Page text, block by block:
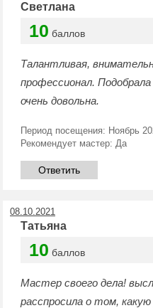
Светлана
10 баллов
Талантливая,
профессионал.
очень довольна.
Период посещения: Ноябрь
Рекомендует мастер: Да
Ответить
08.10.2021
Татьяна
10 баллов
Мастер своего дела!
расспросила о том,